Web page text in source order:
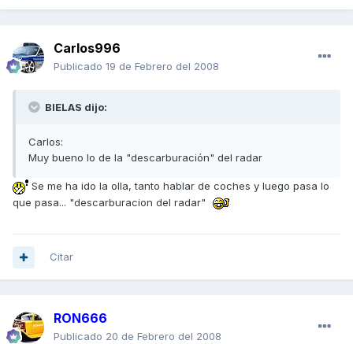
Carlos996
Publicado 19 de Febrero del 2008
BIELAS dijo:
Carlos:
Muy bueno lo de la "descarburación" del radar
Se me ha ido la olla, tanto hablar de coches y luego pasa lo
que pasa... "descarburacion del radar"
Citar
RON666
Publicado 20 de Febrero del 2008